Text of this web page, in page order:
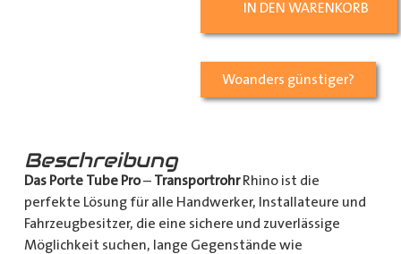
IN DEN WARENKORB
Woanders günstiger?
Beschreibung
Das Porte Tube Pro– TransportrohrRhino ist die
perfekte Lösung für alle Handwerker, Installateure und
Fahrzeugbesitzer, die eine sichere und zuverlässige
Möglichkeit suchen, lange Gegenstände wie